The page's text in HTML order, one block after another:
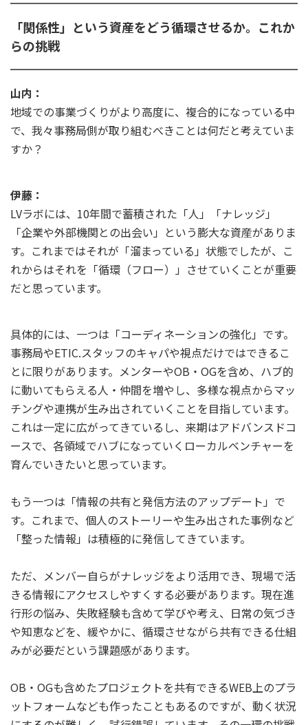
「関係性」という資産をどう循環させるか。これか
らの挑戦
山内：
地域での事業づくりがより高度に、複合的になっている中
で、我々事務局側が取り組むべきことは何だと考えていま
すか？
伊藤：
LVラボには、10年間で蓄積された「人」「ナレッジ」
「企業や外部機関との出会い」という膨大な資産がありま
す。これまではそれが「溜まっている」状態でしたが、こ
れからはそれを「循環（フロー）」させていくことが重要
だと思っています。
具体的には、一つは「コーディネーションの強化」です。
事務局やETIC.スタッフのキャパや視点だけではできるこ
とに限りがあります。メンターやOB・OGを含め、ハブ的
に動いてもらえる人・仲間を増やし、多様な視点からマッ
チングや連携が生み出されていくことを目指しています。
これは一定に広がってきているし、来期はアドバンスドコ
ースで、各領域でハブになっていくローカルベンチャーを
育んでいきたいと思っています。
もう一つは「情報の共有と発信方法のアップデート」で
す。これまで、個人のストーリーや生み出された事例など
「整った情報」は積極的に発信してきています。
ただ、メンバー自らがナレッジをより活用でき、現場で活
きる情報にアクセスしやすくする必要があります。現在進
行形の悩み、失敗経験も含めて学びや考え、日常の気づき
や知恵などを、緩やかに、循環させながら共有できる仕組
みが必要だという課題感があります。
OB・OGも含めたプロジェクトを共有できるWEB上のプラ
ットフォームなども作ったこともあるのですが、動く状況